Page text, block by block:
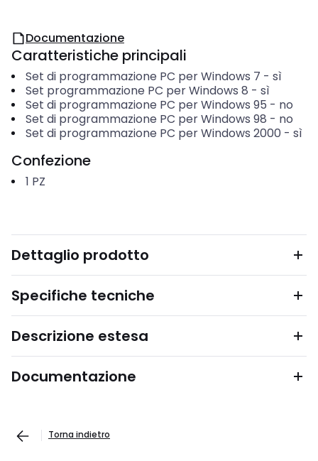
Documentazione
Caratteristiche principali
Set di programmazione PC per Windows 7 - sì
Set programmazione PC per Windows 8 - sì
Set di programmazione PC per Windows 95 - no
Set di programmazione PC per Windows 98 - no
Set di programmazione PC per Windows 2000 - sì
Confezione
1 PZ
Dettaglio prodotto
Specifiche tecniche
Descrizione estesa
Documentazione
Torna indietro